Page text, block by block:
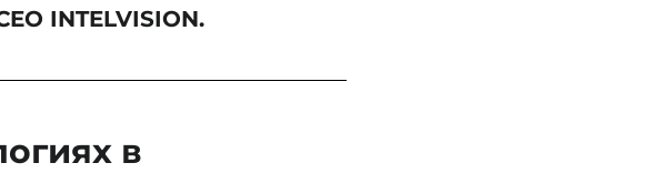
INTELVISION.
в